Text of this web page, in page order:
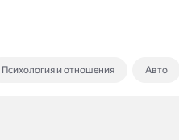
Психология и отношения Авто